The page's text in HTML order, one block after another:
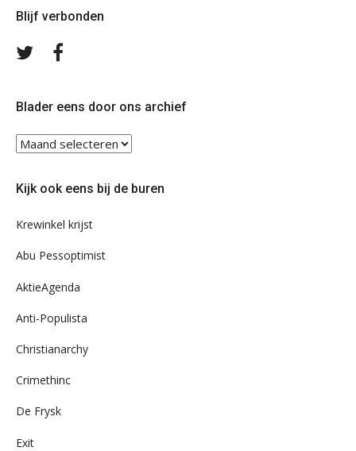
Blijf verbonden
Volg
Blader eens door ons archief
Blader
ons
Kijk ook eens bij de buren
Krewinkel krijst
Abu Pessoptimist
AktieAgenda
Anti-Populista
Christianarchy
Crimethinc
De Frysk
Exit